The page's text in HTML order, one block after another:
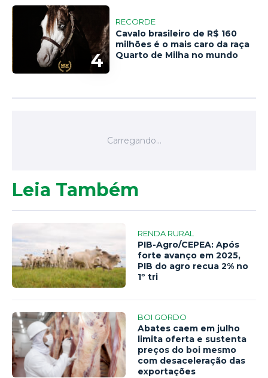
4
RECORDE
Cavalo brasileiro de R$ 160
milhões é o mais caro da raça
Quarto de Milha no mundo
Leia Também
RENDA RURAL
PIB-Agro/CEPEA: Após
forte avanço em 2025,
PIB do agro recua 2% no
1º tri
BOI GORDO
Abates caem em julho
limita oferta e sustenta
preços do boi mesmo
com desaceleração das
exportações